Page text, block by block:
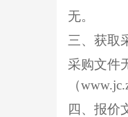
无。
三、获取
采购文件
（
四、报价